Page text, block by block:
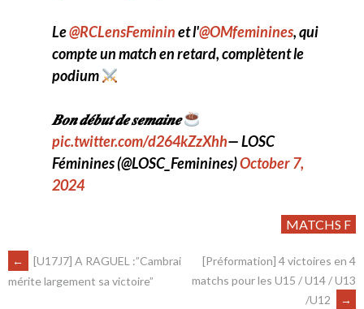
Le@RCLensFemininet l'@OMfeminines, qui
compte un match en retard, complètent le
podium
𝑩𝒐𝒏 𝒅𝒆́𝒃𝒖𝒕 𝒅𝒆 𝒔𝒆𝒎𝒂𝒊𝒏𝒆
pic.twitter.com/d264kZzXhh— LOSC
Féminines (@LOSC_Feminines)October 7,
2024
MATCHS F
←
[U17J7] A RAGUEL :”Cambrai
mérite largement sa victoire”
[Préformation] 4 victoires en 4
matchs pour les U15 / U14 / U13
/U12
→